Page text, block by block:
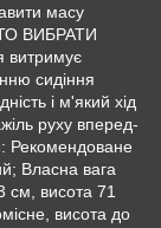
масу
ВИБРАТИ
витримує
сидіння
і м'який хід
руху вперед-
Рекомендоване
Власна вага
см, висота 71
висота до